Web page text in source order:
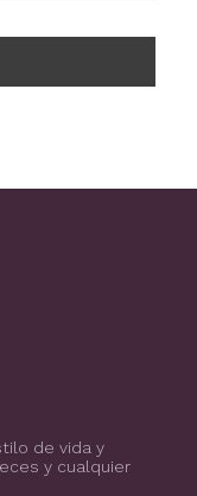
de vida y
y cualquier